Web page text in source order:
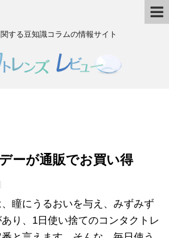
する豆知識コラムの情報サイト
ーが通販でお買い得
瞳にうるおいを与え、みずみず
り、1日使い捨てのコンタクトレ